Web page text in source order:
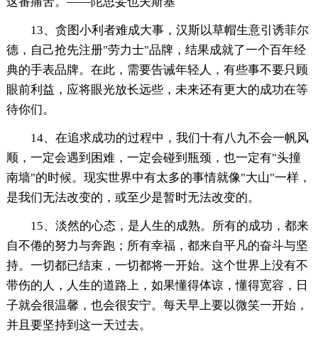
13、贪图小利者难成大事，汉斯以草帽生意引诱菲尔
德，自己抢先注册"劳力士"品牌，结果成就了一个百年经
典的手表品牌。在此，需要告诫年轻人，有些事不要只顾
眼前利益，应将眼光放长远些，未来还有更大的成功在等
待你们。
14、在追求成功的过程中，我们十有八九不会一帆风
顺，一定会遇到困难，一定会碰到瓶颈，也一定有"头撞
南墙"的时候。现实世界中有太多的事情就像"大山"一样，
是我们无法改变的，或至少是暂时无法改变的。
15、淡然的心态，是人生的成熟。所有的成功，都来
自不倦的努力与奔跑；所有幸福，都来自平凡的奋斗与坚
持。一切都已结束，一切都将一开始。这个世界上没有不
带伤的人，人生的道路上，如果懂得体谅，懂得宽容，日
子就会很温馨，也会很安宁。每天早上要以微笑一开始，
并且要坚持到这一天过去。